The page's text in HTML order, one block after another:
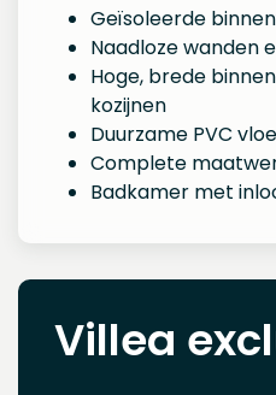
Geïsoleerde
Naadloze wanden
Hoge, brede
kozijnen
Duurzame PVC
Complete
Badkamer met
Villea